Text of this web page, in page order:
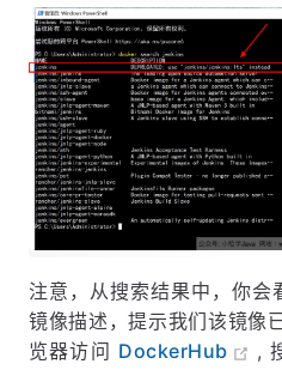
注意，从搜索结果中，你会
镜像描述，提示我们该镜像
览器访问 DockerHub ,